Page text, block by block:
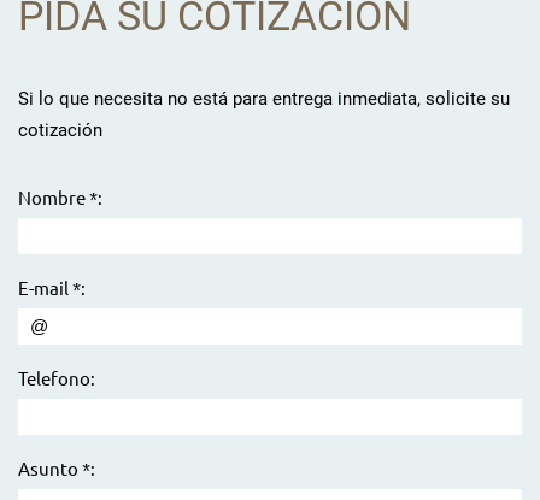
PIDA SU COTIZACIÓN
Si lo que necesita no está para entrega inmediata, solicite su
cotización
Nombre *:
E-mail *:
Telefono:
Asunto *: